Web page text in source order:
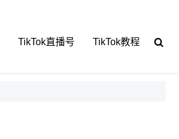
TikTok直播号 TikTok教程